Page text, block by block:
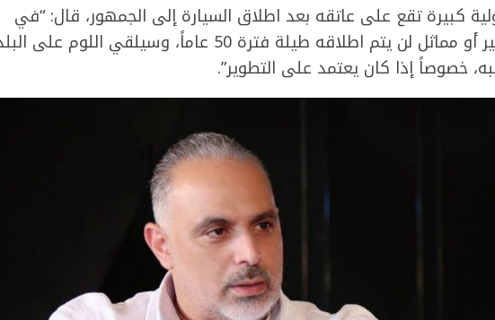
كبيرة تقع على عاتقه بعد اطلاق السيارة إلى الجمهور، قال: “في
حال فشلنا فإن أي مشروع كبير أو مماثل لن يتم اطلاقه طيلة فترة 50 عاماً، وسيلقي اللوم على
خصوصاً إذا كان يعتمد على التطوير”.